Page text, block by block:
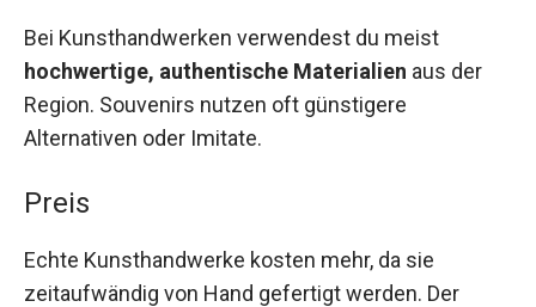
Bei Kunsthandwerken verwendest du meist
hochwertige, authentische Materialien aus der
Region. Souvenirs nutzen oft günstigere
Alternativen oder Imitate.
Preis
Echte Kunsthandwerke kosten mehr, da sie
zeitaufwändig von Hand gefertigt werden. Der